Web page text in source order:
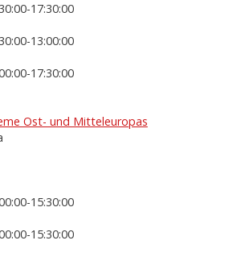
17:30:00
13:00:00
17:30:00
Ost- und Mitteleuropas
15:30:00
15:30:00